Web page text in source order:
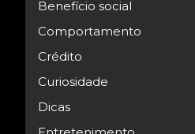
Benefício social
Comportamento
Crédito
Curiosidade
Dicas